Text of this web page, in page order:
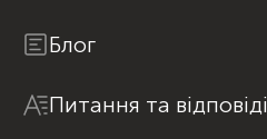
Блог
Питання та відповіді